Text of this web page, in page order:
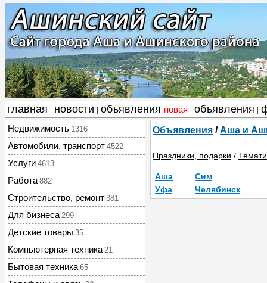
главная новости объявления новая объявления
Недвижимость 1316
Автомобили, транспорт 4522
Услуги 4613
Работа 882
Строительство, ремонт 381
Для бизнеса 299
Детские товары 35
Компьютерная техника 21
Бытовая техника 65
Объявления /Аша и
Праздники, подарки /
Аша
Сим
Уфа
Челябинск